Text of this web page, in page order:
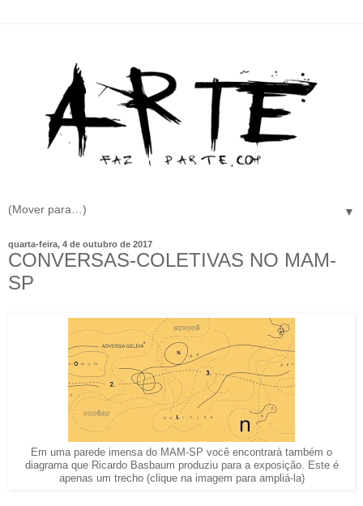
▼
quarta-feira, 4 de outubro de 2017
CONVERSAS-COLETIVAS NO MAM-
SP
Em uma parede imensa do MAM-SP você encontrará também o
diagrama que Ricardo Basbaum produziu para a exposição. Este é
apenas um trecho (clique na imagem para ampliá-la)